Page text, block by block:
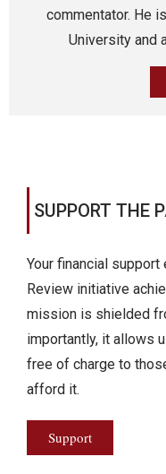
commentator. He
University and
SUPPORT THE
Your financial
Review initiative
mission is shielded
importantly, it allows
free of charge to
afford it.
Support